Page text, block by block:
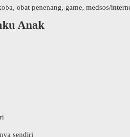
obat penenang, game, medsos/
Anak
sendiri